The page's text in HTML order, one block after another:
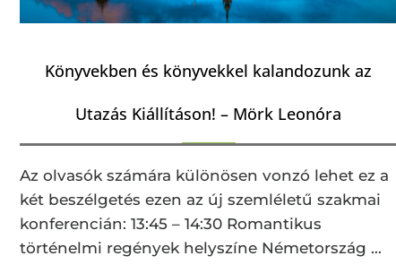
Könyvekben és könyvekkel kalandozunk az
Utazás Kiállításon! – Mörk Leonóra
Az olvasók számára különösen vonzó lehet ez a
két beszélgetés ezen az új szemléletű szakmai
konferencián: 13:45 – 14:30 Romantikus
történelmi regények helyszíne Németország …